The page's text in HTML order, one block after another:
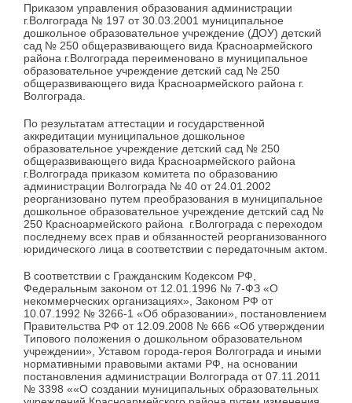
Приказом управления образования администрации
г.Волгограда № 197 от 30.03.2001 муниципальное
дошкольное образовательное учреждение (ДОУ) детский
сад № 250 общеразвивающего вида Красноармейского
района г.Волгограда переименовано в муниципальное
образовательное учреждение детский сад № 250
общеразвивающего вида Красноармейского района г.
Волгограда.
По результатам аттестации и государственной
аккредитации муниципальное дошкольное
образовательное учреждение детский сад № 250
общеразвивающего вида Красноармейского района
г.Волгограда приказом комитета по образованию
администрации Волгограда № 40 от 24.01.2002
реорганизовано путем преобразования в муниципальное
дошкольное образовательное учреждение детский сад №
250 Красноармейского района г.Волгограда с переходом
последнему всех прав и обязанностей реорганизованного
юридического лица в соответствии с передаточным актом.
В соответствии с Гражданским Кодексом РФ,
Федеральным законом от 12.01.1996 № 7-ФЗ «О
некоммерческих организациях», Законом РФ от
10.07.1992 № 3266-1 «Об образовании», постановлением
Правительства РФ от 12.09.2008 № 666 «Об утверждении
Типового положения о дошкольном образовательном
учреждении», Уставом города-героя Волгограда и иными
нормативными правовыми актами РФ, на основании
постановления администрации Волгограда от 07.11.2011
№ 3398 ««О создании муниципальных образовательных